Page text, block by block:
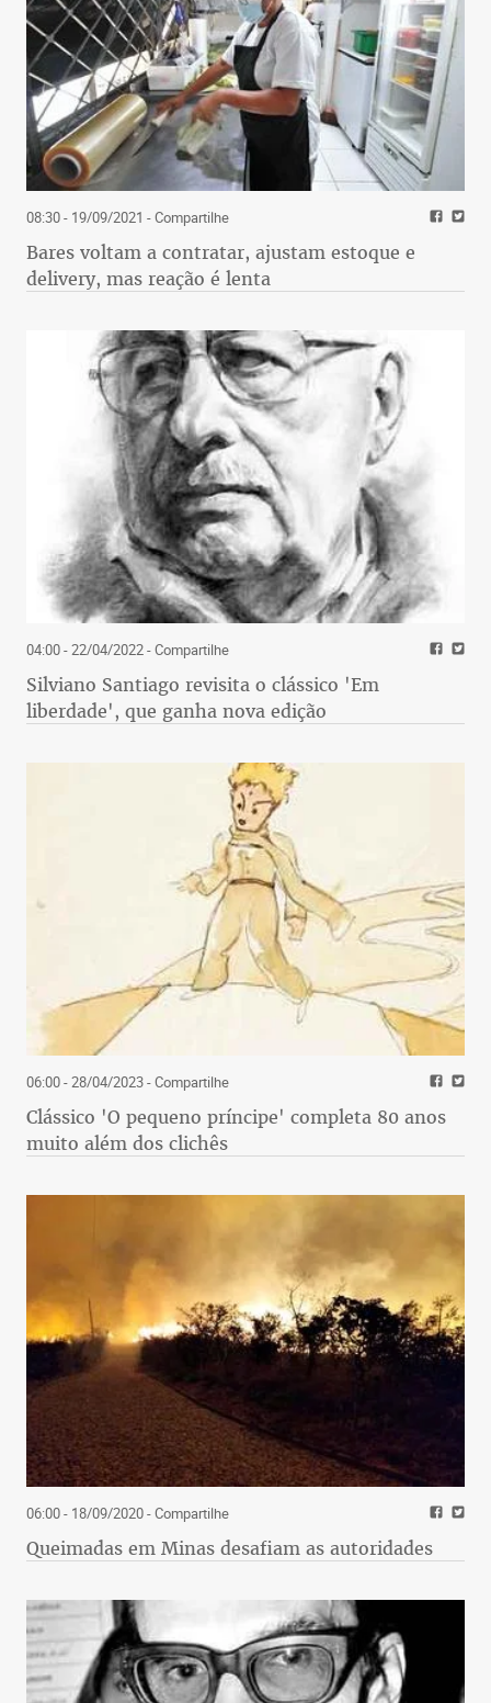
08:30 - 19/09/2021 - Compartilhe
Bares voltam a contratar, ajustam estoque e
delivery, mas reação é lenta
04:00 - 22/04/2022- Compartilhe
Silviano Santiago revisita o clássico 'Em
liberdade', que ganha nova edição
06:00 - 28/04/2023- Compartilhe
Clássico 'O pequeno príncipe' completa 80 anos
muito além dos clichês
06:00 - 18/09/2020- Compartilhe
Queimadas em Minas desafiam as autoridades